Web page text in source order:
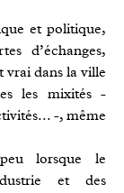
et politique,
d’échanges,
vrai dans la ville
les mixités -
-, même
lorsque le
et des